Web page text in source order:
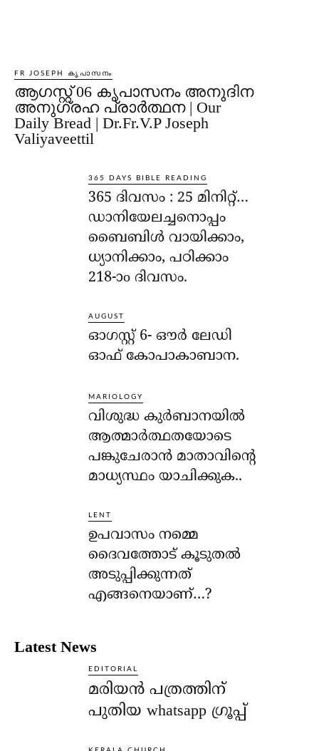
FR JOSEPH കൃപാസനം
ആഗസ്റ്റ് 06 കൃപാസനം അനുദിന
അനുഗ്രഹ പ്രാർത്ഥന | Our
Daily Bread | Dr.Fr.V.P Joseph
Valiyaveettil
365 DAYS BIBLE READING
365 ദിവസം : 25 മിനിറ്റ്…
ഡാനിയേലച്ചനൊപ്പം
ബൈബിൾ വായിക്കാം,
ധ്യാനിക്കാം, പഠിക്കാം
218-ാo ദിവസം.
AUGUST
ഓഗസ്റ്റ് 6- ഔര്‍ ലേഡി
ഓഫ് കോപാകാബാന.
MARIOLOGY
വിശുദ്ധ കുര്‍ബാനയില്‍
ആത്മാര്‍ത്ഥതയോടെ
പങ്കുചേരാന്‍ മാതാവിന്റെ
മാധ്യസ്ഥം യാചിക്കുക..
LENT
ഉപവാസം നമ്മെ
ദൈവത്തോട് കൂടുതല്‍
അടുപ്പിക്കുന്നത്
എങ്ങനെയാണ്…?
Latest News
EDITORIAL
മരിയൻ പത്രത്തിന്
പുതിയ whatsapp ഗ്രൂപ്പ്